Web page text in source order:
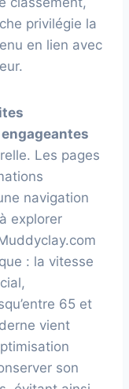
privilégie la
en lien avec
Les pages
navigation
explorer
: la vitesse
65 et
vient
son